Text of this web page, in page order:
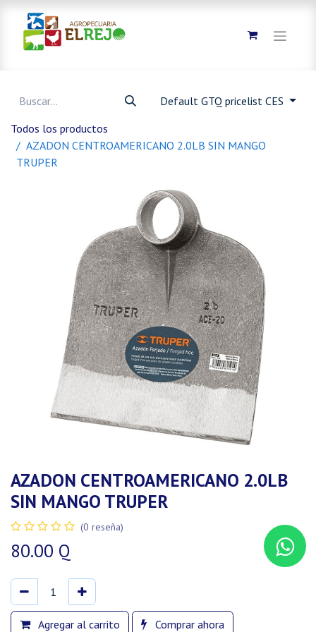
Default GTQ pricelist CES
Todos los productos
AZADON CENTROAMERICANO 2.0LB SIN MANGO
TRUPER
AZADON CENTROAMERICANO 2.0LB
SIN MANGO TRUPER
(0 reseña)
80.00 Q
Agregar al carrito Comprar ahora